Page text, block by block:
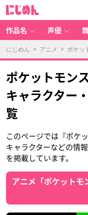
作品名 声優
にじめん > アニメ > ポケッ
ポケットモン
キャラクター
覧
このページでは『ポケ
キャラクターなどの情
を掲載しています。
アニメ「ポケットモ